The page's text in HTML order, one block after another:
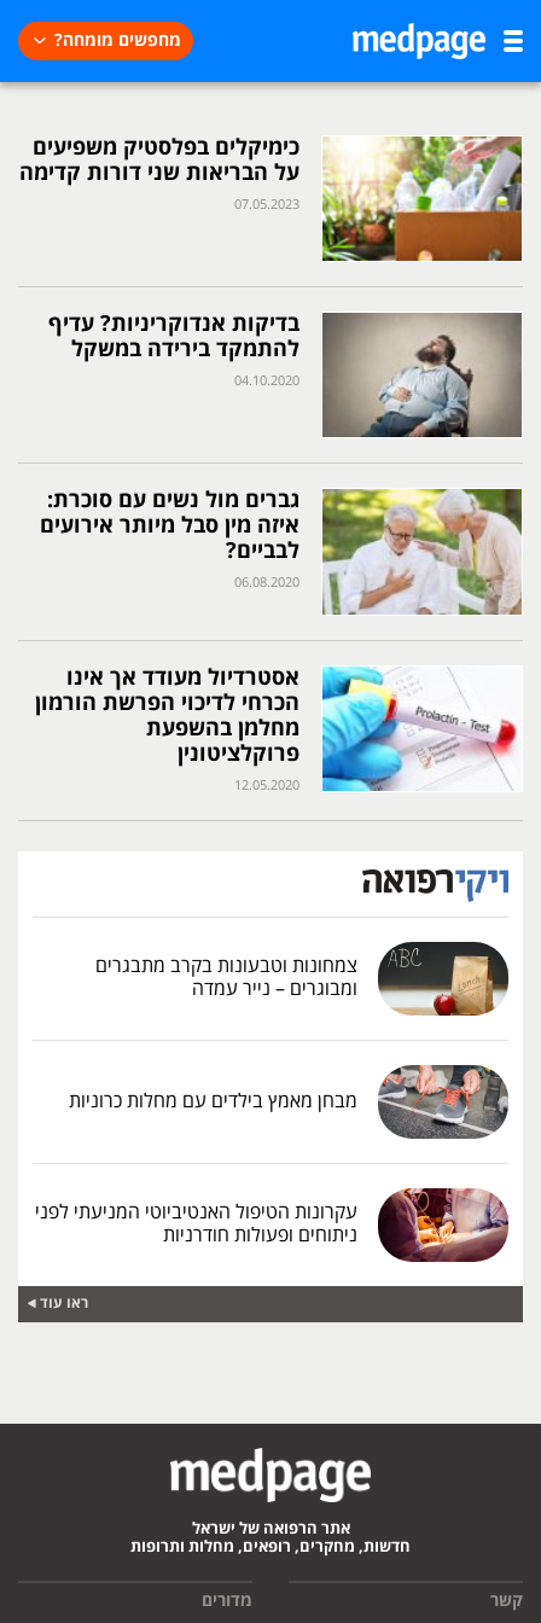
מחפשים מומחה?
כימיקלים בפלסטיק משפיעים
על הבריאות שני דורות קדימה
07.05.2023
בדיקות אנדוקריניות? עדיף
להתמקד בירידה במשקל
04.10.2020
גברים מול נשים עם סוכרת:
איזה מין סבל מיותר אירועים
לבביים?
06.08.2020
אסטרדיול מעודד אך אינו
הכרחי לדיכוי הפרשת הורמון
מחלמן בהשפעת
פרוקלציטונין
12.05.2020
צמחונות וטבעונות בקרב מתבגרים
ומבוגרים – נייר עמדה
מבחן מאמץ בילדים עם מחלות כרוניות
עקרונות הטיפול האנטיביוטי המניעתי לפני
ניתוחים ופעולות חודרניות
ראו עוד
אתר הרפואה של ישראל
חדשות, מחקרים, רופאים, מחלות ותרופות
קשר מדורים